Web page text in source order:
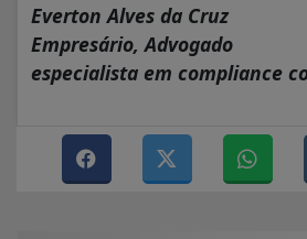
Everton Alves da Cruz
Empresário, Advogado
especialista em compliance